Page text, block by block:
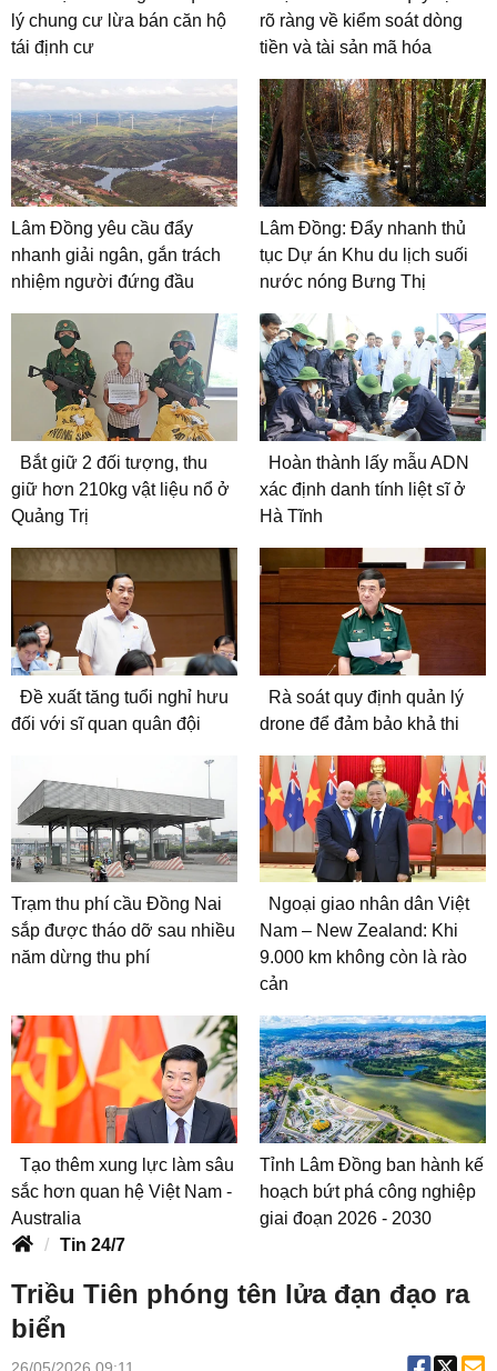
lý chung cư lừa bán căn hộ
tái định cư
rõ ràng về kiểm soát dòng
tiền và tài sản mã hóa
Lâm Đồng yêu cầu đẩy
nhanh giải ngân, gắn trách
nhiệm người đứng đầu
Lâm Đồng: Đẩy nhanh thủ
tục Dự án Khu du lịch suối
nước nóng Bưng Thị
Bắt giữ 2 đối tượng, thu
giữ hơn 210kg vật liệu nổ ở
Quảng Trị
Hoàn thành lấy mẫu ADN
xác định danh tính liệt sĩ ở
Hà Tĩnh
Đề xuất tăng tuổi nghỉ hưu
đối với sĩ quan quân đội
Rà soát quy định quản lý
drone để đảm bảo khả thi
Trạm thu phí cầu Đồng Nai
sắp được tháo dỡ sau nhiều
năm dừng thu phí
Ngoại giao nhân dân Việt
Nam – New Zealand: Khi
9.000 km không còn là rào
cản
Tạo thêm xung lực làm sâu
sắc hơn quan hệ Việt Nam -
Australia
Tỉnh Lâm Đồng ban hành kế
hoạch bứt phá công nghiệp
giai đoạn 2026 - 2030
Tin 24/7
Triều Tiên phóng tên lửa đạn đạo ra
biển
26/05/2026 09:11